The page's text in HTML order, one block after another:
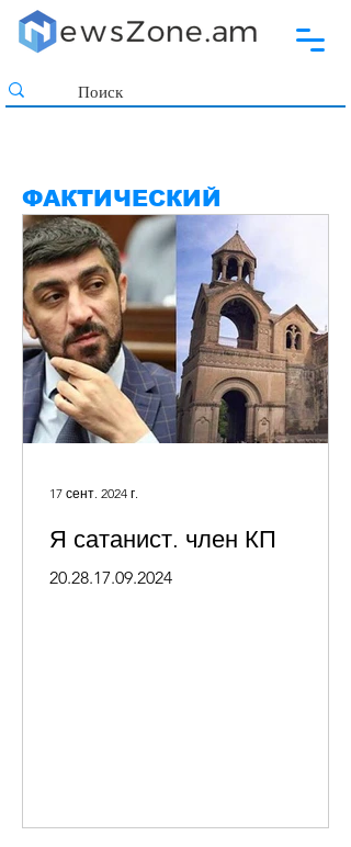
ФАКТИЧЕСКИЙ
Я сатанист. член КП
20.28.17.09.2024
17 сент. 2024 г.